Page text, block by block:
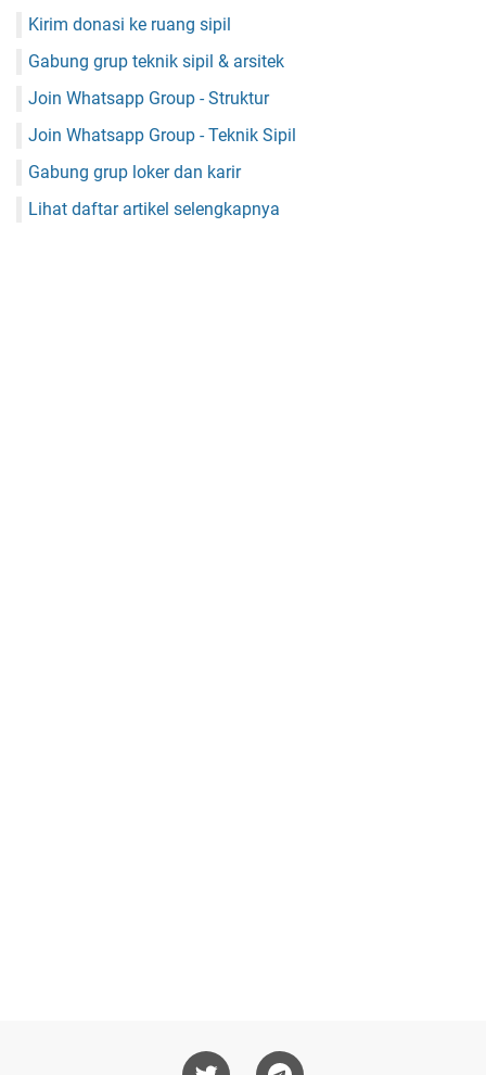
Kirim donasi ke ruang sipil
Gabung grup teknik sipil & arsitek
Join Whatsapp Group - Struktur
Join Whatsapp Group - Teknik Sipil
Gabung grup loker dan karir
Lihat daftar artikel selengkapnya